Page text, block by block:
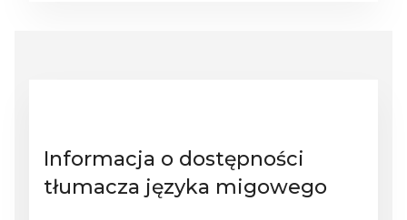
Informacja o dostępności
tłumacza języka migowego